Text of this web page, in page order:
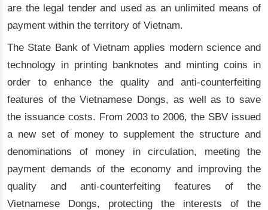
are the legal tender and used as an unlimited means of
payment within the territory of Vietnam.
The State Bank of Vietnam applies modern science and
technology in printing banknotes and minting coins in
order to enhance the quality and anti-counterfeiting
features of the Vietnamese Dongs, as well as to save
the issuance costs. From 2003 to 2006, the SBV issued
a new set of money to supplement the structure and
denominations of money in circulation, meeting the
payment demands of the economy and improving the
quality and anti-counterfeiting features of the
Vietnamese Dongs, protecting the interests of the